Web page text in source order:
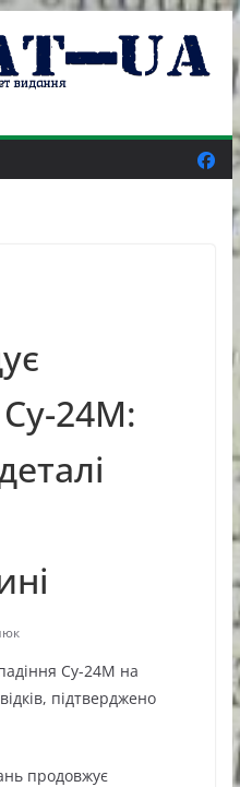
Су-24М:
Су-24М на
підтверджено
продовжує